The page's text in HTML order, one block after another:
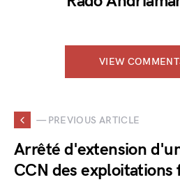
VIEW
— PREVIOUS ARTICLE
Arrêté d'extension
CCN des exploitations